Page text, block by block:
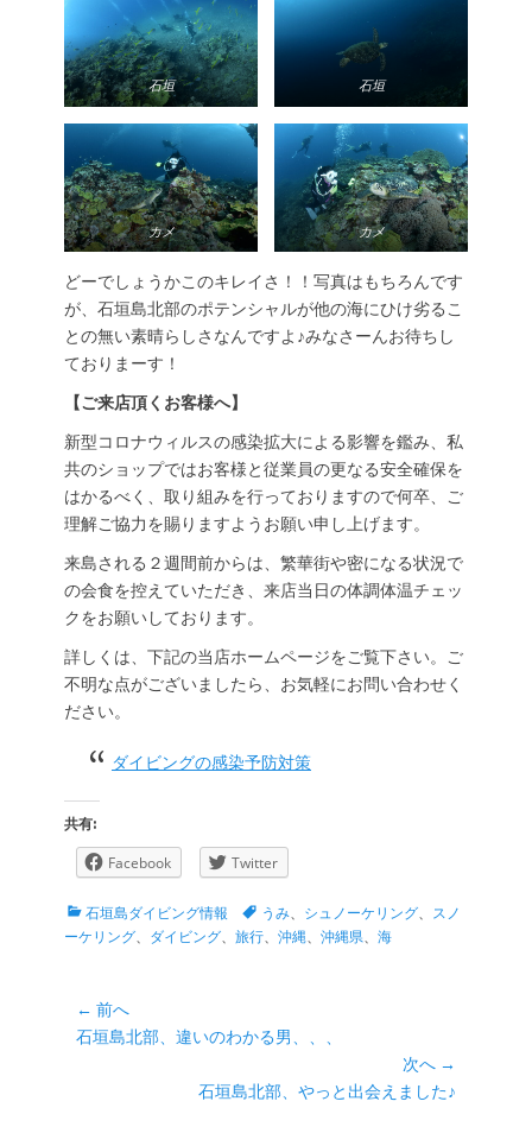
石垣 石垣
カメ カメ
どーでしょうかこのキレイさ！！写真はもちろんです
が、石垣島北部のポテンシャルが他の海にひけ劣るこ
との無い素晴らしさなんですよ♪みなさーんお待ちし
ておりまーす！
【ご来店頂くお客様へ】
新型コロナウィルスの感染拡大による影響を鑑み、私
共のショップではお客様と従業員の更なる安全確保を
はかるべく、取り組みを行っておりますので何卒、ご
理解ご協力を賜りますようお願い申し上げます。
来島される２週間前からは、繁華街や密になる状況で
の会食を控えていただき、来店当日の体調体温チェッ
クをお願いしております。
詳しくは、下記の当店ホームページをご覧下さい。ご
不明な点がございましたら、お気軽にお問い合わせく
ださい。
ダイビングの感染予防対策
共有:
Facebook Twitter
カ
テ
石垣島ダイビング情報
タ
グ
うみ、 シュノーケリング、 スノ
ーケリング、 ダイビング、 旅行、 沖縄、 沖縄県、 海
投
稿
← 前へ
前
石垣島北部、違いのわかる男、、、
次へ →
石垣島北部、やっと出会えました♪